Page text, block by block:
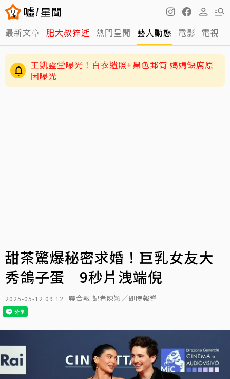
最新文章 肥大叔猝逝 熱門星聞 藝人動態 電影 電視
王凱靈堂曝光！白衣遺照+黑色郵筒 媽媽缺席原
因曝光
甜茶驚爆秘密求婚！巨乳女友大
秀鴿子蛋 9秒片洩端倪
2025-05-12 09:12 聯合報 記者陳穎／即時報導